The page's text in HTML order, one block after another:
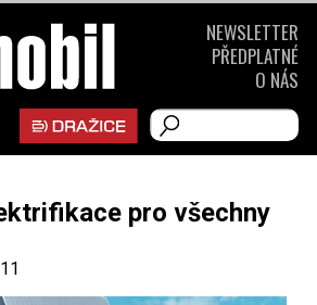
pro všechny
NEWSLETTER
PŘEDPLATNÉ
O NÁS